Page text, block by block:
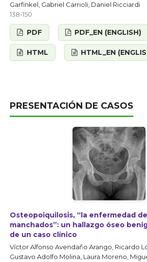
Garfinkel, Gabriel Carrioli, Daniel Ricciardi
138-150
PDF PDF_EN (ENGLISH)
HTML HTML_EN
PRESENTACIÓN DE CASOS
Osteopoiquilosis, “la enfermedad
manchados”: un hallazgo óseo
de un caso clínico
Víctor Alfonso Avendaño Arango, Ricardo
Gustavo Adolfo Molina, Laura Moreno,